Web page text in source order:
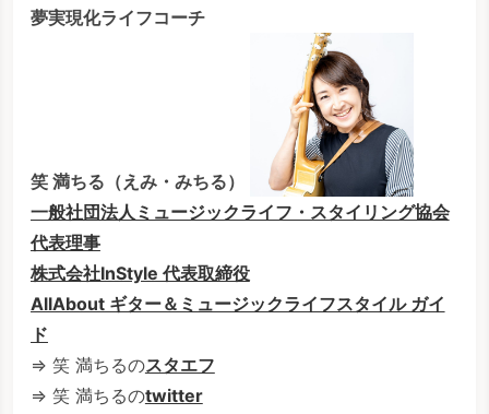
夢実現化ライフコーチ
笑 満ちる（えみ・みちる）
一般社団法人ミュージックライフ・スタイリング協会
代表理事
株式会社InStyle 代表取締役
AllAbout ギター＆ミュージックライフスタイル ガイ
ド
⇒ 笑 満ちるのスタエフ
⇒ 笑 満ちるのtwitter